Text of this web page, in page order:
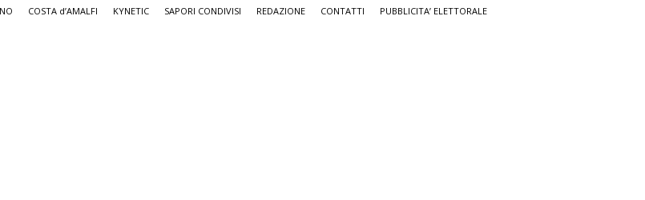
COSTA d’AMALFI KYNETIC SAPORI CONDIVISI REDAZIONE CONTATTI PUBBLICITA’ ELETTORALE